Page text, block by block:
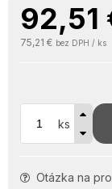
92,51
75,21 € bez DPH / ks
ks
Otázka na